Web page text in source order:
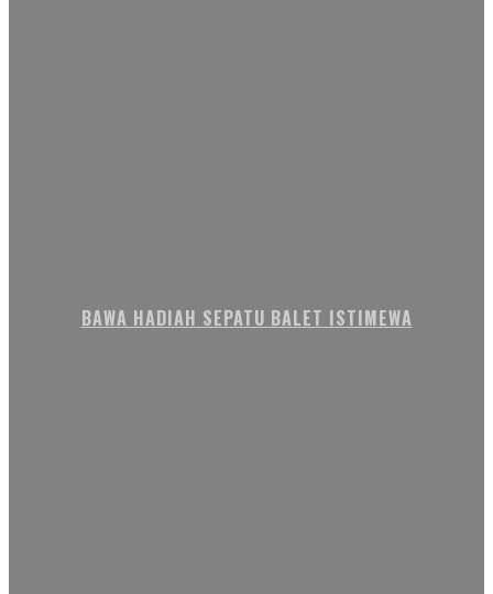
BAWA HADIAH SEPATU BALET ISTIMEWA